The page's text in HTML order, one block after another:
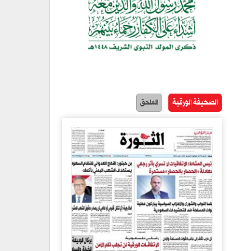
الصحيفة الورقية الملحق